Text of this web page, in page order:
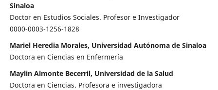
Sinaloa
Doctor en Estudios Sociales. Profesor e Investigador
0000-0003-1256-1828
Mariel Heredia Morales, Universidad Autónoma de Sinaloa
Doctora en Ciencias en Enfermería
Maylin Almonte Becerril, Universidad de la Salud
Doctora en Ciencias. Profesora e investigadora